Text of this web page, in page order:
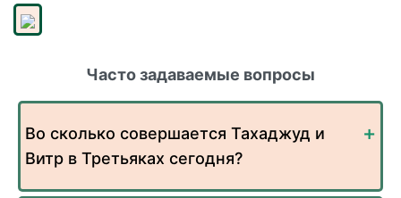
Часто задаваемые вопросы
Во сколько совершается Тахаджуд и
Витр в Третьяках сегодня?